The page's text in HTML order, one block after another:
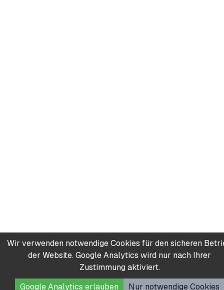
Wir verwenden notwendige Cookies für den sicheren
der Website. Google Analytics wird nur nach Ihrer
Zustimmung aktiviert.
Google Analytics erlauben
Nur notwendige Cookies